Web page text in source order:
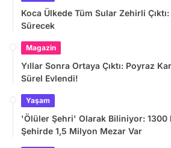
Koca Ülkede Tüm Sular Zehirli
Sürecek
Magazin
Yıllar Sonra Ortaya Çıktı: Poyraz
Sürel Evlendi!
Yaşam
'Ölüler Şehri' Olarak Biliniyor: 1300
Şehirde 1,5 Milyon Mezar Var